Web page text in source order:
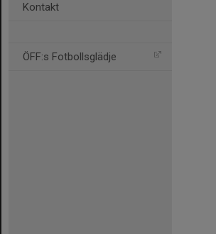
Kontakt
ÖFF:s Fotbollsglädje